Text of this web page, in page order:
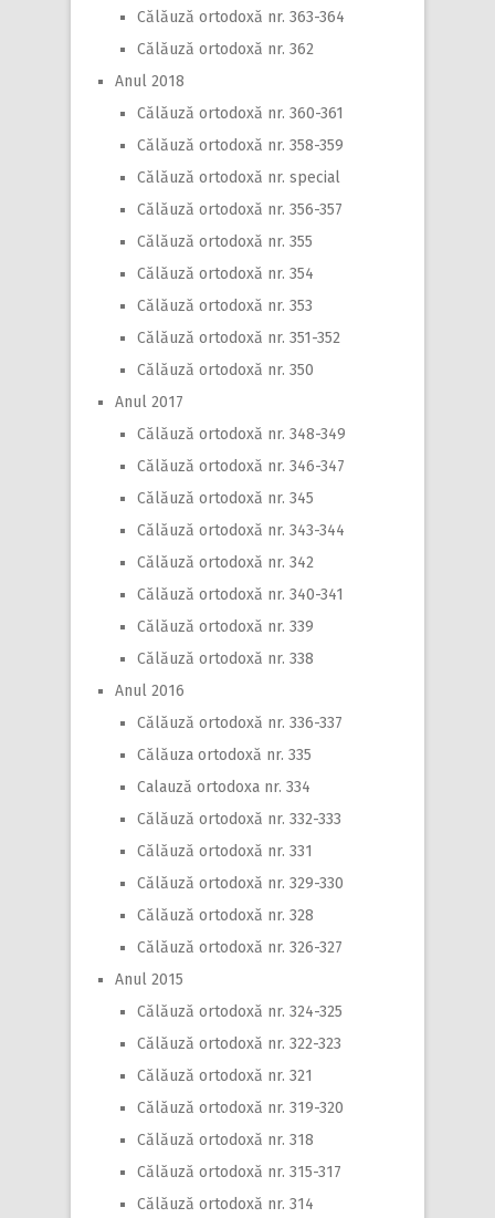
Călăuză ortodoxă nr. 363-364
Călăuză ortodoxă nr. 362
Anul 2018
Călăuză ortodoxă nr. 360-361
Călăuză ortodoxă nr. 358-359
Călăuză ortodoxă nr. special
Călăuză ortodoxă nr. 356-357
Călăuză ortodoxă nr. 355
Călăuză ortodoxă nr. 354
Călăuză ortodoxă nr. 353
Călăuză ortodoxă nr. 351-352
Călăuză ortodoxă nr. 350
Anul 2017
Călăuză ortodoxă nr. 348-349
Călăuză ortodoxă nr. 346-347
Călăuză ortodoxă nr. 345
Călăuză ortodoxă nr. 343-344
Călăuză ortodoxă nr. 342
Călăuză ortodoxă nr. 340-341
Călăuză ortodoxă nr. 339
Călăuză ortodoxă nr. 338
Anul 2016
Călăuză ortodoxă nr. 336-337
Călăuza ortodoxă nr. 335
Calauză ortodoxa nr. 334
Călăuză ortodoxă nr. 332-333
Călăuză ortodoxă nr. 331
Călăuză ortodoxă nr. 329-330
Călăuză ortodoxă nr. 328
Călăuză ortodoxă nr. 326-327
Anul 2015
Călăuză ortodoxă nr. 324-325
Călăuză ortodoxă nr. 322-323
Călăuză ortodoxă nr. 321
Călăuză ortodoxă nr. 319-320
Călăuză ortodoxă nr. 318
Călăuză ortodoxă nr. 315-317
Călăuză ortodoxă nr. 314